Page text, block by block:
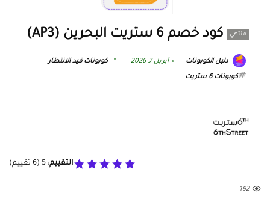
منتهي كود خصم 6 ستريت البحرين (AP3)
دليل الكوبونات أبريل 7, 2026 كوبونات قيد الانتظار
كوبونات 6 ستريت
التقييم: 5
(
6 تقييم)
192